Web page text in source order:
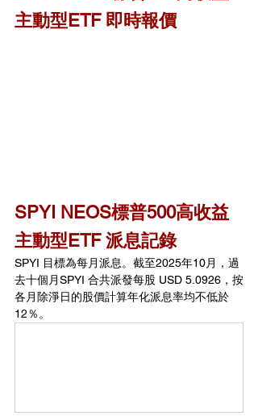
主動型ETF 即時報價
SPYI NEOS標普500高收益
主動型ETF 派息記錄
SPYI 目標為每月派息。截至2025年10月，過
去十個月SPYI 合共派發每股 USD 5.0926，按
各月除淨日的股價計算年化派息率均不低於
12％。